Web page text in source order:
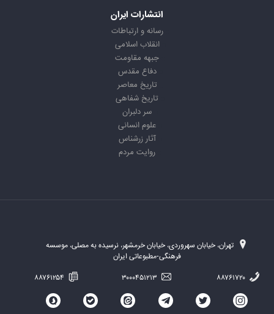
انتشارات ایران
رسانه و ارتباطات
انقلاب اسلامی
جبهه مقاومت
دفاع مقدس
تاریخ معاصر
تاریخ شفاهی
سر دلبران
علوم انسانی
آثار زرشناس
روایت مردم
تهران، خیابان سهروردی، خیابان خرمشهر، نرسیده به مصلی، موسسه
فرهنگی-مطبوعاتی ایران